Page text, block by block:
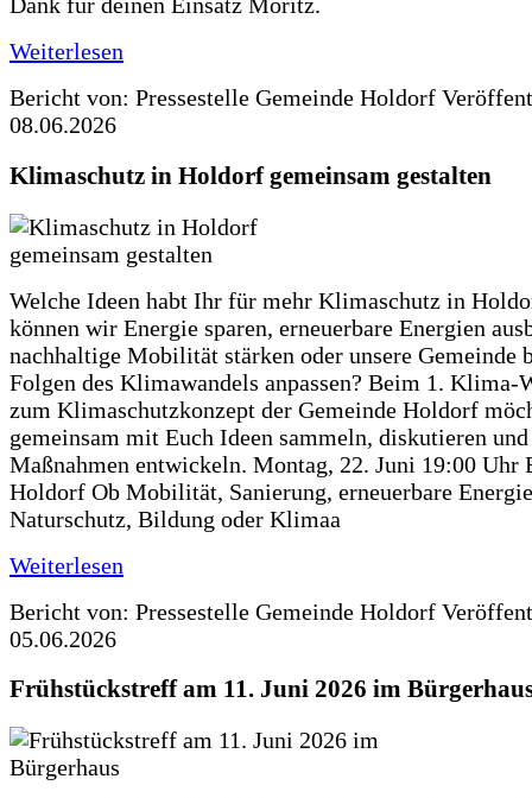
Weiterlesen
Bericht von: Pressestelle Gemeinde Holdorf
08.06.2026
Klimaschutz in Holdorf gemeinsam gestalten
Welche Ideen habt Ihr für mehr Klimaschutz in
können wir Energie sparen, erneuerbare Energien
nachhaltige Mobilität stärken oder unsere Gemeinde
Folgen des Klimawandels anpassen? Beim 1. Klima-
zum Klimaschutzkonzept der Gemeinde Holdorf
gemeinsam mit Euch Ideen sammeln, diskutieren
Maßnahmen entwickeln. Montag, 22. Juni 19:00 Uhr
Holdorf Ob Mobilität, Sanierung, erneuerbare
Naturschutz, Bildung oder Klimaa
Weiterlesen
Bericht von: Pressestelle Gemeinde Holdorf
05.06.2026
Frühstückstreff am 11. Juni 2026 im